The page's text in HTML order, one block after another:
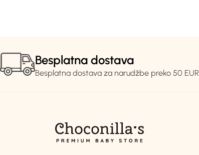
Besplatna dostava
Besplatna dostava za narudžbe preko 50 EUR